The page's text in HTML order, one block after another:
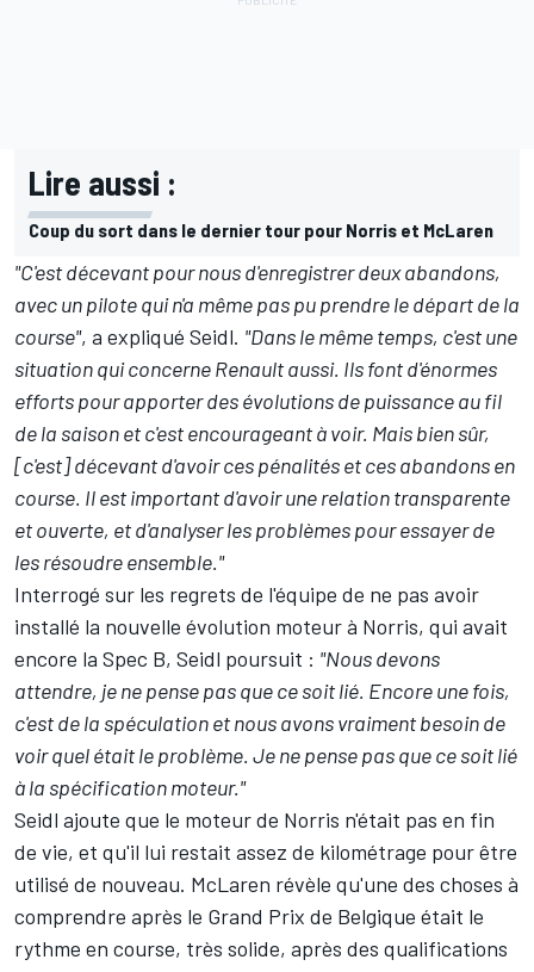
Lire aussi :
Coup du sort dans le dernier tour pour Norris et McLaren
"C'est décevant pour nous d'enregistrer deux abandons,
avec un pilote qui n'a même pas pu prendre le départ de la
course", a expliqué Seidl. "Dans le même temps, c'est une
situation qui concerne Renault aussi. Ils font d'énormes
efforts pour apporter des évolutions de puissance au fil
de la saison et c'est encourageant à voir. Mais bien sûr,
[c'est] décevant d'avoir ces pénalités et ces abandons en
course. Il est important d'avoir une relation transparente
et ouverte, et d'analyser les problèmes pour essayer de
les résoudre ensemble."
Interrogé sur les regrets de l'équipe de ne pas avoir
installé la nouvelle évolution moteur à Norris, qui avait
encore la Spec B, Seidl poursuit : "Nous devons
attendre, je ne pense pas que ce soit lié. Encore une fois,
c'est de la spéculation et nous avons vraiment besoin de
voir quel était le problème. Je ne pense pas que ce soit lié
à la spécification moteur."
Seidl ajoute que le moteur de Norris n'était pas en fin
de vie, et qu'il lui restait assez de kilométrage pour être
utilisé de nouveau. McLaren révèle qu'une des choses à
comprendre après le Grand Prix de Belgique était le
rythme en course, très solide, après des qualifications